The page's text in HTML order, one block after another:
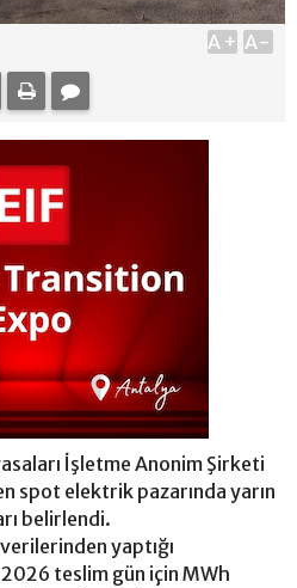
A+ A-
İşletme Anonim Şirketi
spot elektrik pazarında yarın
belirlendi.
yaptığı
teslim gün için MWh